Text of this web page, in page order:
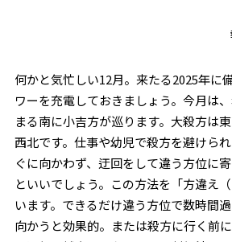
何かと気忙しい12月。来たる2025年に
ワーを充電しておきましょう。今月は
まる南に小吉方が巡ります。大殺方は
西北です。仕事や幼児で殺方を避けら
ぐに向かわず、迂回をして違う方位に
といいでしょう。この方法を「方違え
います。できるだけ違う方位で数時間
向かうと効果的。または殺方に行く前